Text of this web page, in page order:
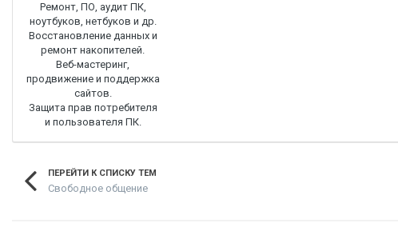
Ремонт, ПО, аудит ПК,
ноутбуков, нетбуков и др.
Восстановление данных и
ремонт накопителей.
Веб-мастеринг,
продвижение и поддержка
сайтов.
Защита прав потребителя
и пользователя ПК.
ПЕРЕЙТИ К СПИСКУ ТЕМ
Свободное общение